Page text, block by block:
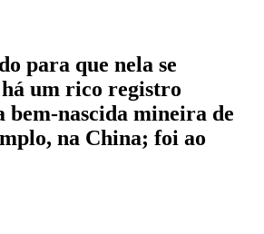
para que nela se
há um rico registro
bem-nascida mineira de
na China; foi ao